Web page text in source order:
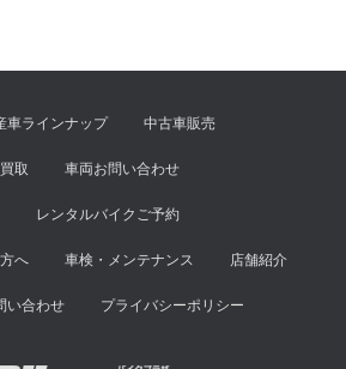
車ラインナップ 中古車販売
取 車両お問い合わせ
レンタルバイクご予約
へ 車検・メンテナンス 店舗紹介
い合わせ プライバシーポリシー